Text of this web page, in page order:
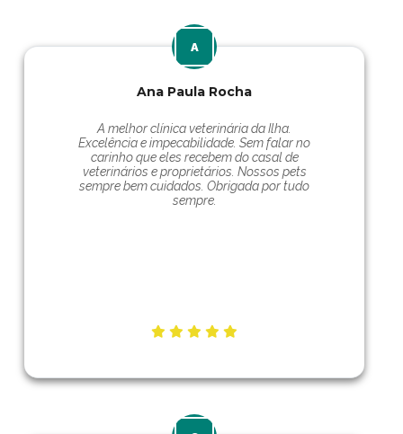
Ana Paula Rocha
A melhor clínica veterinária da Ilha.
Excelência e impecabilidade. Sem falar no
carinho que eles recebem do casal de
veterinários e proprietários. Nossos pets
sempre bem cuidados. Obrigada por tudo
sempre.